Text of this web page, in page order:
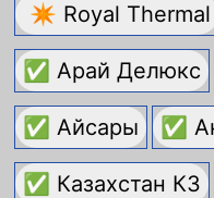
✴ Royal Thermal
✅ Арай Делюкс
✅ Айсары ✅
✅ Казахстан КЗ